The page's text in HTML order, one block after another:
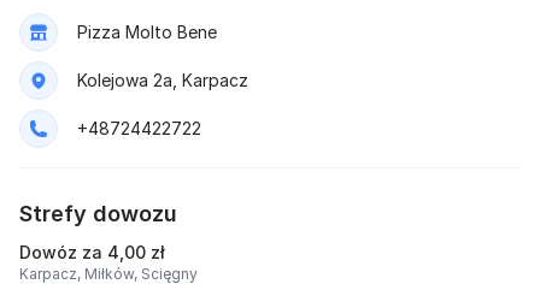
Pizza Molto Bene
Kolejowa 2a, Karpacz
+48724422722
Strefy dowozu
Dowóz za 4,00 zł
Karpacz, Miłków, Scięgny